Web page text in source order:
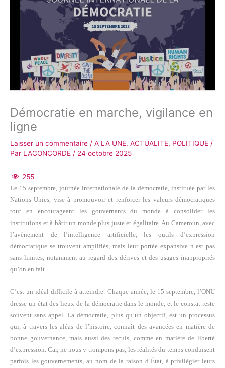
Démocratie en marche, vigilance en
ligne
Laisser un commentaire / A LA UNE, ACTUALITE, POLITIQUE /
Par LACONCORDE / 24 octobre 2025
255
Le 15 septembre, journée internationale de la démocratie, instituée par les
Nations Unies, vise à promouvoir et renforcer les valeurs démocratiques
tout en encourageant les gouvernants du monde à consolider les
institutions et à bâtir un monde plus juste et égalitaire. Au Cameroun, avec
l’avènement de l’intelligence artificielle, les outils d’expression
démocratique se trouvent amplifiés, mais leur portée expansive n’est pas
sans limites, notamment au regard des dérives et des usages inappropriés
qu’on en fait.
C’est un idéal difficile à atteindre. Chaque année, le 15 septembre, l’ONU
dresse un état des lieux de la démocratie dans le monde, et le constat reste
souvent sans appel. La démocratie, plus qu’un objectif, est un processus
qui, à travers les aléas de l’histoire, connaît des avancées en matière de
bonne gouvernance, mais aussi des reculs, comme en matière de liberté
d’expression. Car, ne nous y trompons pas, les réalités du temps conduisent
parfois les gouvernements, au nom de la raison d’État, à privilégier leurs